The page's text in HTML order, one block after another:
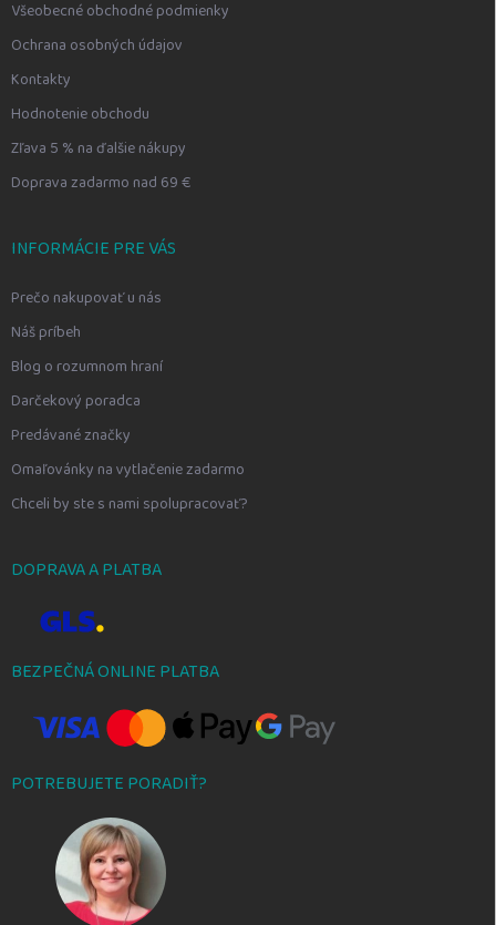
Všeobecné obchodné podmienky
Ochrana osobných údajov
Kontakty
Hodnotenie obchodu
Zľava 5 % na ďalšie nákupy
Doprava zadarmo nad 69 €
INFORMÁCIE PRE VÁS
Prečo nakupovať u nás
Náš príbeh
Blog o rozumnom hraní
Darčekový poradca
Predávané značky
Omaľovánky na vytlačenie zadarmo
Chceli by ste s nami spolupracovať?
DOPRAVA A PLATBA
BEZPEČNÁ ONLINE PLATBA
POTREBUJETE PORADIŤ?